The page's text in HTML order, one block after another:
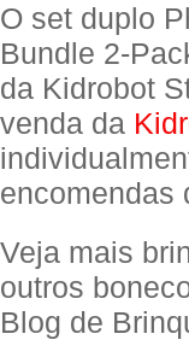
O set duplo
Bundle 2-
da Kidrobot
venda da
encomendas
Veja mais
outros
Blog de